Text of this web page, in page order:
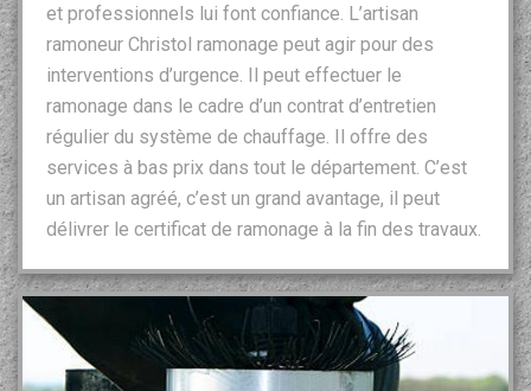
et professionnels lui font confiance. L’artisan
ramoneur Christol ramonage peut agir pour des
interventions d’urgence. Il peut effectuer le
ramonage dans le cadre d’un contrat d’entretien
régulier du système de chauffage. Il offre des
services à bas prix dans tout le département. C’est
un artisan agréé, c’est un grand avantage, il peut
délivrer le certificat de ramonage à la fin des travaux.